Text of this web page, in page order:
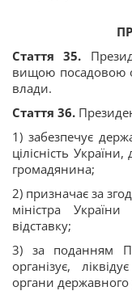
Стаття 35.
вищою посадовою
влади.
Стаття 36.
1) забезпечує
цілісність
громадянина;
2) призначає за
міністра
відставку;
3) за поданням
організує,
органи державного